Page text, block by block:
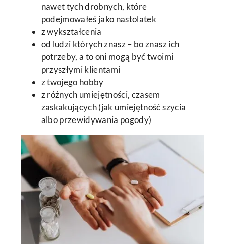
nawet tych drobnych, które
podejmowałeś jako nastolatek
z wykształcenia
od ludzi których znasz – bo znasz ich
potrzeby, a to oni mogą być twoimi
przyszłymi klientami
z twojego hobby
z różnych umiejętności, czasem
zaskakujących (jak umiejętność szycia
albo przewidywania pogody)